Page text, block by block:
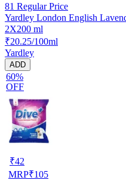
81 Regular Price
Yardley London English
2X200 ml
₹20.25/100ml
Yardley
ADD
60%
OFF
₹42
MRP₹105